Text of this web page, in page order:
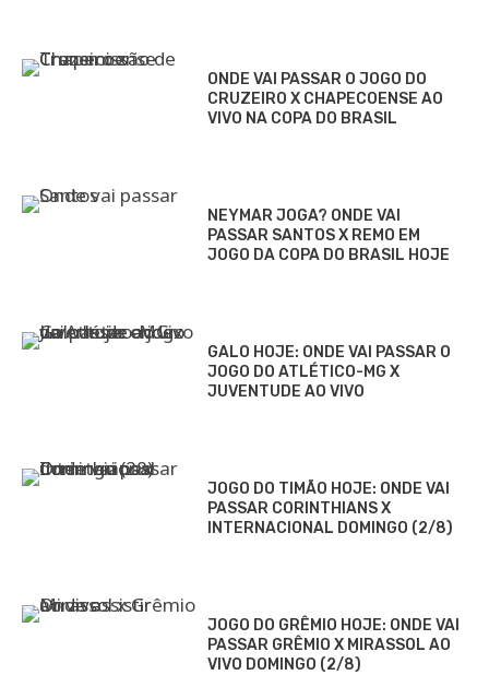
ONDE VAI PASSAR O JOGO DO
CRUZEIRO X CHAPECOENSE AO
VIVO NA COPA DO BRASIL
NEYMAR JOGA? ONDE VAI
PASSAR SANTOS X REMO EM
JOGO DA COPA DO BRASIL HOJE
GALO HOJE: ONDE VAI PASSAR O
JOGO DO ATLÉTICO-MG X
JUVENTUDE AO VIVO
JOGO DO TIMÃO HOJE: ONDE VAI
PASSAR CORINTHIANS X
INTERNACIONAL DOMINGO (2/8)
JOGO DO GRÊMIO HOJE: ONDE VAI
PASSAR GRÊMIO X MIRASSOL AO
VIVO DOMINGO (2/8)